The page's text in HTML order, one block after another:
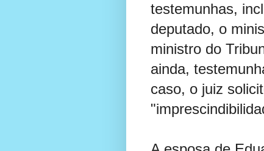
testemunhas,
deputado, o
ministro do
ainda,
caso, o juiz